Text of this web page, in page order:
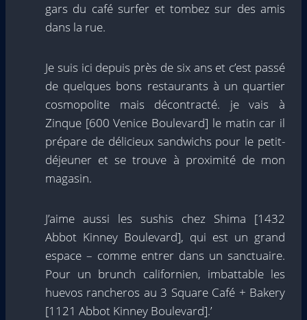
gars du café surfer et tombez sur des amis
dans la rue.
Je suis ici depuis près de six ans et c’est passé
de quelques bons restaurants à un quartier
cosmopolite mais décontracté. je vais à
Zinque [600 Venice Boulevard] le matin car il
prépare de délicieux sandwichs pour le petit-
déjeuner et se trouve à proximité de mon
magasin.
J’aime aussi les sushis chez Shima [1432
Abbot Kinney Boulevard], qui est un grand
espace – comme entrer dans un sanctuaire.
Pour un brunch californien, imbattable les
huevos rancheros au 3 Square Café + Bakery
[1121 Abbot Kinney Boulevard].’